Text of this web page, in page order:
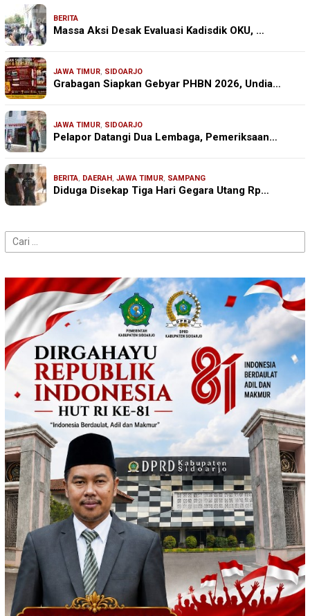
BERITA
Massa Aksi Desak Evaluasi Kadisdik OKU, …
JAWA TIMUR, SIDOARJO
Grabagan Siapkan Gebyar PHBN 2026, Undia…
JAWA TIMUR, SIDOARJO
Pelapor Datangi Dua Lembaga, Pemeriksaan…
BERITA, DAERAH , JAWA TIMUR, SAMPANG
Diduga Disekap Tiga Hari Gegara Utang Rp…
Cari
untuk: